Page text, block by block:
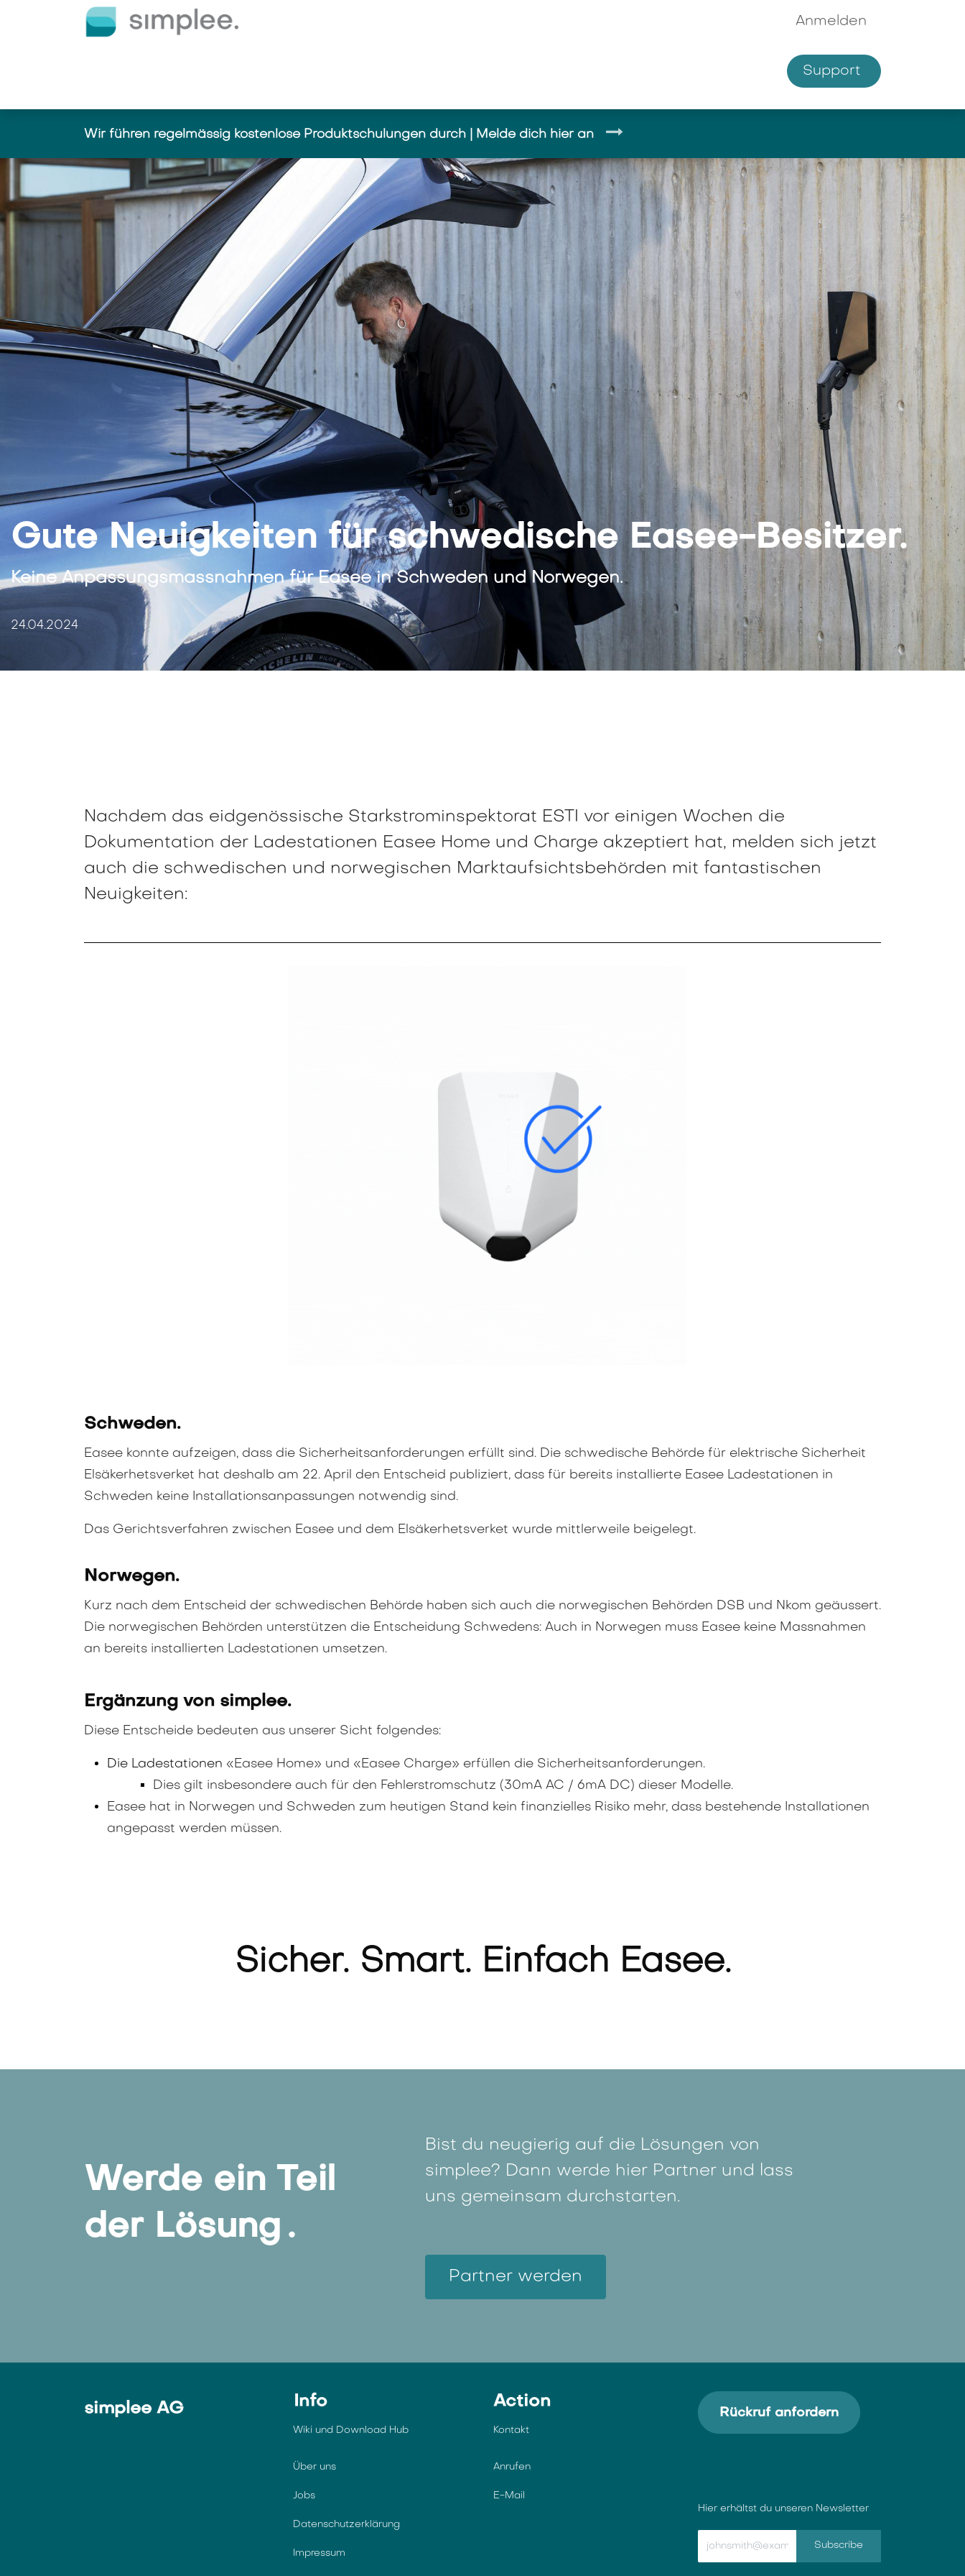
Zum Inhalt springen
Anmelden
Supp​​ort
Wir führen regelmässig kostenlose Produktschulungen durch | Melde dich hier an
Gute Neuigkeiten für schwedische Easee-Besitzer.
Keine Anpassungsmassnahmen für Easee in Schweden und Norwegen.
24.04.2024
Nachdem das eidgenössische Starkstrominspektorat ESTI vor einigen Wochen die
Dokumentation der Ladestationen Easee Home und Charge akzeptiert hat, melden sich jetzt
auch die schwedischen und norwegischen Marktaufsichtsbehörden mit fantastischen
Neuigkeiten:
Schweden.
Easee konnte aufzeigen, dass die Sicherheitsanforderungen erfüllt sind. Die schwedische Behörde für elektrische Sicherheit
Elsäkerhetsverket hat deshalb am 22. April den Entscheid publiziert, dass für bereits installierte Easee Ladestationen in
Schweden keine Installationsanpassungen notwendig sind.
Das Gerichtsverfahren zwischen Easee und dem Elsäkerhetsverket wurde mittlerweile beigelegt.
Norwegen.
Kurz nach dem Entscheid der schwedischen Behörde haben sich auch die norwegischen Behörden DSB und Nkom geäussert.
Die norwegischen Behörden unterstützen die Entscheidung Schwedens: Auch in Norwegen muss Easee keine Massnahmen
an bereits installierten Ladestationen umsetzen.
Ergänzung von simplee.
Diese Entscheide bedeuten aus unserer Sicht folgendes:
Die Ladestationen ​ «Easee Home» und «Easee Charge» erfüllen die Sicherheitsanforderungen.
Dies gilt insbesondere auch für den Fehlerstromschutz (30mA AC / 6mA DC) dieser Modelle.
Easee hat in Norwegen und Schweden zum heutigen Stand kein finanzielles Risiko mehr, dass bestehende Installationen
angepasst werden müssen.
Sicher. Smart. Einfach Easee.
Werde ein Teil
der Lösung .
Bist du neugierig auf die Lösungen von
simplee? Dann werde hier Partner und lass
uns gemeinsam durchstarten.
Partner werden
simplee AG Info
Wiki und Download Hub
Über uns
Jobs
Datenschutzerklärung
Impressum
Action
Kontakt
Anrufen
E-Mail
Rückruf anfordern
Hier erhältst du unseren Newsletter
Subscribe